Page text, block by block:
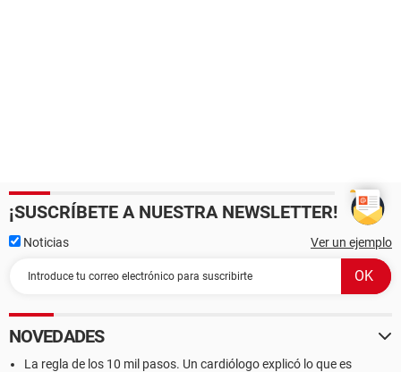
¡SUSCRÍBETE A NUESTRA NEWSLETTER!
Noticias Ver un ejemplo
NOVEDADES
La regla de los 10 mil pasos. Un cardiólogo explicó lo que es